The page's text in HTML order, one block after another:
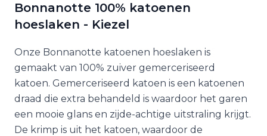
Bonnanotte 100% katoenen
hoeslaken - Kiezel
Onze Bonnanotte katoenen hoeslaken is
gemaakt van 100% zuiver gemerceriseerd
katoen. Gemerceriseerd katoen is een katoenen
draad die extra behandeld is waardoor het garen
een mooie glans en zijde-achtige uitstraling krijgt.
De krimp is uit het katoen, waardoor de